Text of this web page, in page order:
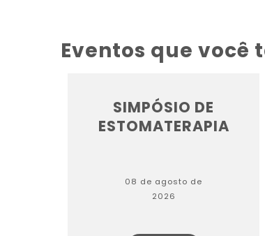
Eventos que
SIMPÓSIO DE
ESTOMATERAPIA
08 de agosto de
2026